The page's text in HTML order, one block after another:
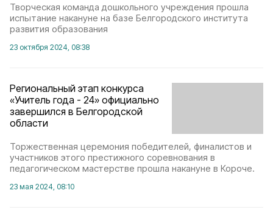
Творческая команда дошкольного учреждения прошла
испытание накануне на базе Белгородского института
развития образования
23 октября 2024, 08:38
Региональный этап конкурса
«Учитель года - 24» официально
завершился в Белгородской
области
Торжественная церемония победителей, финалистов и
участников этого престижного соревнования в
педагогическом мастерстве прошла накануне в Короче.
23 мая 2024, 08:10